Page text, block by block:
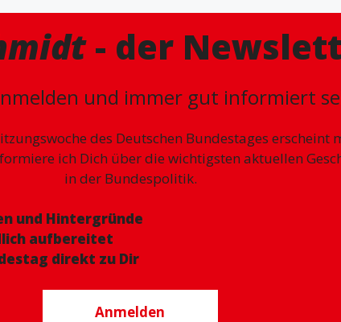
- der
und immer gut informiert
des Deutschen Bundestages erscheint
ich Dich über die wichtigsten aktuellen
in der Bundespolitik.
und Hintergründe
aufbereitet
direkt zu Dir
Anmelden